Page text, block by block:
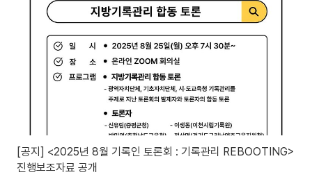
[공지] <2025년 8월 기록인 토론회 : 기록관리 REBOOTING>
진행보조자료 공개